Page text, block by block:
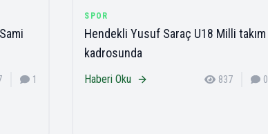
1
SPOR
Hendekli Yusuf Saraç U18 Milli takım
kadrosunda
Haberi Oku 837 0